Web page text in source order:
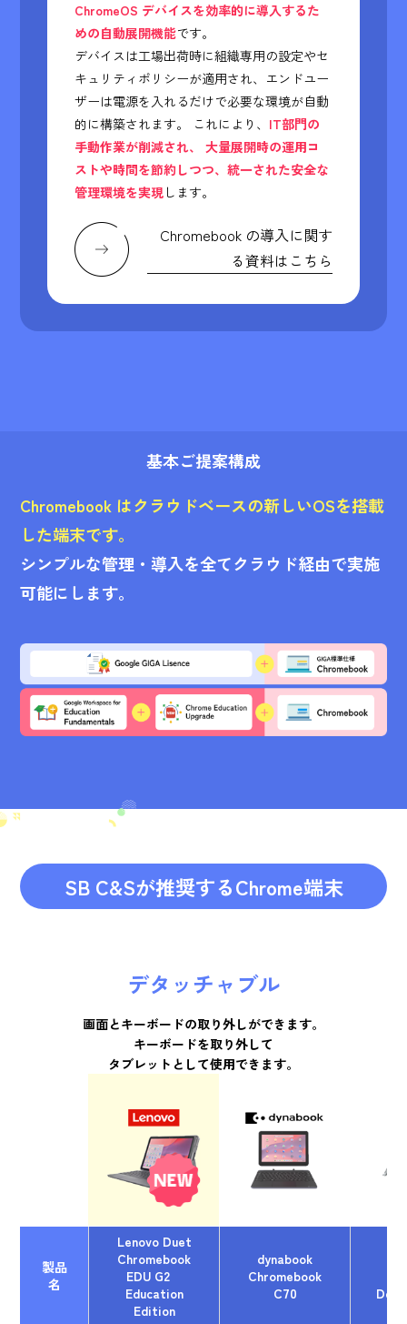
ChromeOS デバイスを効率的に導入するた
めの自動展開機能です。
デバイスは工場出荷時に組織専用の設定やセ
キュリティポリシーが適用され、エンドユー
ザーは電源を入れるだけで必要な環境が自動
的に構築されます。
これにより、 IT部門の
手動作業が削減され、
大量展開時の運用コ
ストや時間を節約しつつ、統一された安全な
管理環境を実現 します。
Chromebook の導入に関す
る資料はこちら
基本ご提案構成
Chromebook はクラウドベースの新しいOSを搭載
した端末です。
シンプルな管理・導入を全てクラウド経由で実施
可能にします。
SB C&Sが推奨するChrome端末
デタッチャブル
画面とキーボードの取り外しができます。
キーボードを取り外して
タブレットとして使用できます。
製品
名
Lenovo Duet
Chromebook
EDU G2
Education
Edition
dynabook
Chromebook
C70